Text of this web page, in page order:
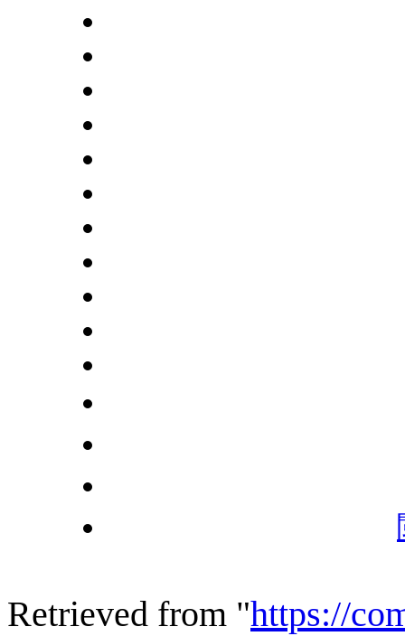
Retrieved from "https://